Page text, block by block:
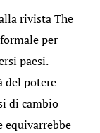
rivista The
per
paesi.
del potere
di cambio
equivarrebbe